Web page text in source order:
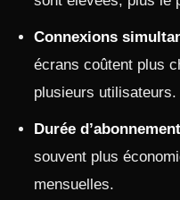
Connexions
écrans coûtent plus
plusieurs utilisateurs.
Durée d’abonnement
souvent plus
mensuelles.